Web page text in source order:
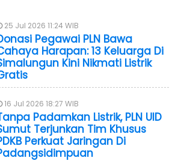
25 Jul 2026 11:24 WIB
Pegawai PLN Bawa
Harapan: 13 Keluarga Di
Kini Nikmati Listrik
16 Jul 2026 18:27 WIB
Padamkan Listrik, PLN UID
Terjunkan Tim Khusus
Perkuat Jaringan Di